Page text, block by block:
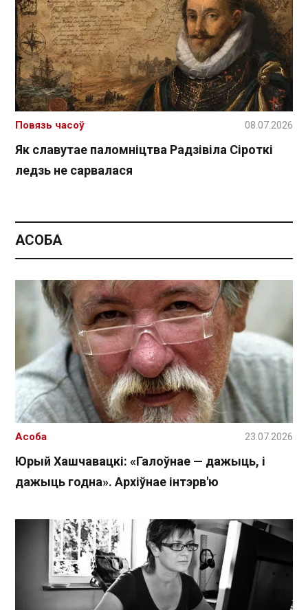
Як славутае паломніцтва Радзівіла Сіроткі
ледзь не сарвалася
Повязь часоў 08.07.2026
АСОБА
Юрый Хашчавацкі: «Галоўнае — дажыць, і
дажыць годна». Архіўнае інтэрв'ю
Асоба 23.07.2026